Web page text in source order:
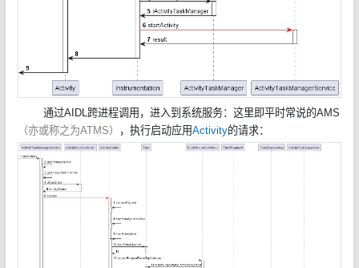
通过AIDL跨进程调用，进入到系统服务：这里即平时常说的AMS
（亦或称之为ATMS）
，执行启动应用Activity的请求：